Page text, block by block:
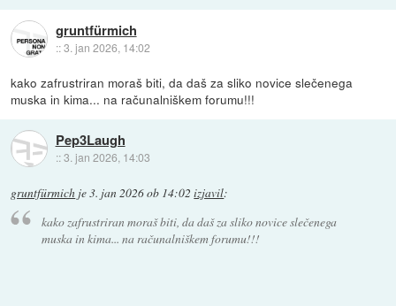
gruntfürmich
::3. jan 2026, 14:02
kako zafrustriran moraš biti, da daš za sliko novice slečenega
muska in kima... na računalniškem forumu!!!
Pep3Laugh
::3. jan 2026, 14:03
gruntfürmich je3. jan 2026 ob 14:02 izjavil:
kako zafrustriran moraš biti, da daš za sliko novice slečenega
muska in kima... na računalniškem forumu!!!